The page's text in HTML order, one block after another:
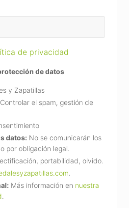
de privacidad
de datos
y Zapatillas
Controlar el spam, gestión de
datos: No se comunicarán los
por obligación legal.
portabilidad, olvido.
.
Más información en nuestra
.